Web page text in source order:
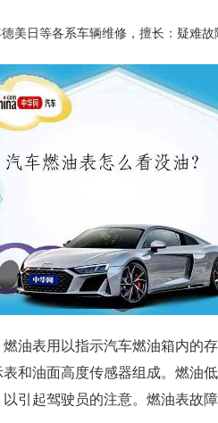
油表用以指示汽车燃油箱内的
和油面高度传感器组成。燃油
引起驾驶员的注意。燃油表故障